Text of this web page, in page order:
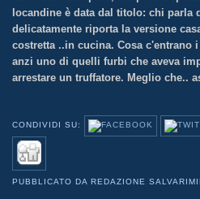
locandine è data dal titolo: chi parla
delicatamente riporta la versione
costretta ..in cucina. Cosa c'entrano
anzi uno di quelli furbi che aveva
arrestare un truffatore. Meglio che..
CONDIVIDI SU:
PUBBLICATO DA REDAZIONE